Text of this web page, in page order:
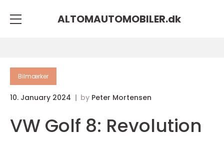
ALTOMAUTOMOBILER.dk
Bilmærker
10. January 2024 by Peter Mortensen
VW Golf 8: Revolution